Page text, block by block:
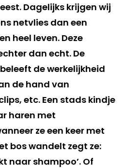
Dagelijks krijgen wij
netvlies dan een
heel leven. Deze
dan echt. De
de werkelijkheid
de hand van
etc. Een stads kindje
haren met
ze een keer met
bos wandelt zegt ze:
naar shampoo’. Of